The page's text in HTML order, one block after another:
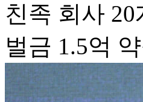
친족 회사
벌금 1.5억